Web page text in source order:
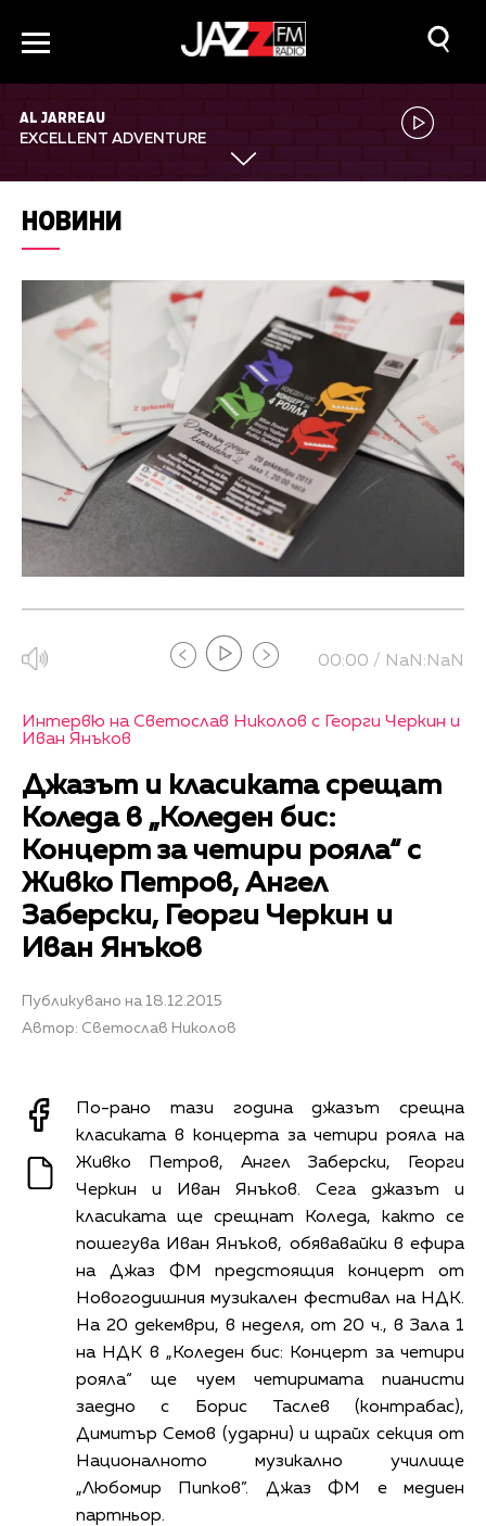
AL JARREAU
EXCELLENT ADVENTURE
НОВИНИ
00:00 / NaN:NaN
Интервю на Светослав Николов с Георги Черкин и
Иван Янъков
Джазът и класиката срещат
Коледа в „Коледен бис:
Концерт за четири рояла“ с
Живко Петров, Ангел
Заберски, Георги Черкин и
Иван Янъков
Публикувано на 18.12.2015
Автор: Светослав Николов
По-рано тази година джазът срещна
класиката в концерта за четири рояла на
Живко Петров, Ангел Заберски, Георги
Черкин и Иван Янъков. Сега джазът и
класиката ще срещнат Коледа, както се
пошегува Иван Янъков, обявавайки в ефира
на Джаз ФМ предстоящия концерт от
Новогодишния музикален фестивал на НДК.
На 20 декември, в неделя, от 20 ч., в Зала 1
на НДК в „Коледен бис: Концерт за четири
рояла“ ще чуем четиримата пианисти
заедно с Борис Таслев (контрабас),
Димитър Семов (ударни) и щрайх секция от
Националното музикално училище
„Любомир Пипков”. Джаз ФМ е медиен
партньор.